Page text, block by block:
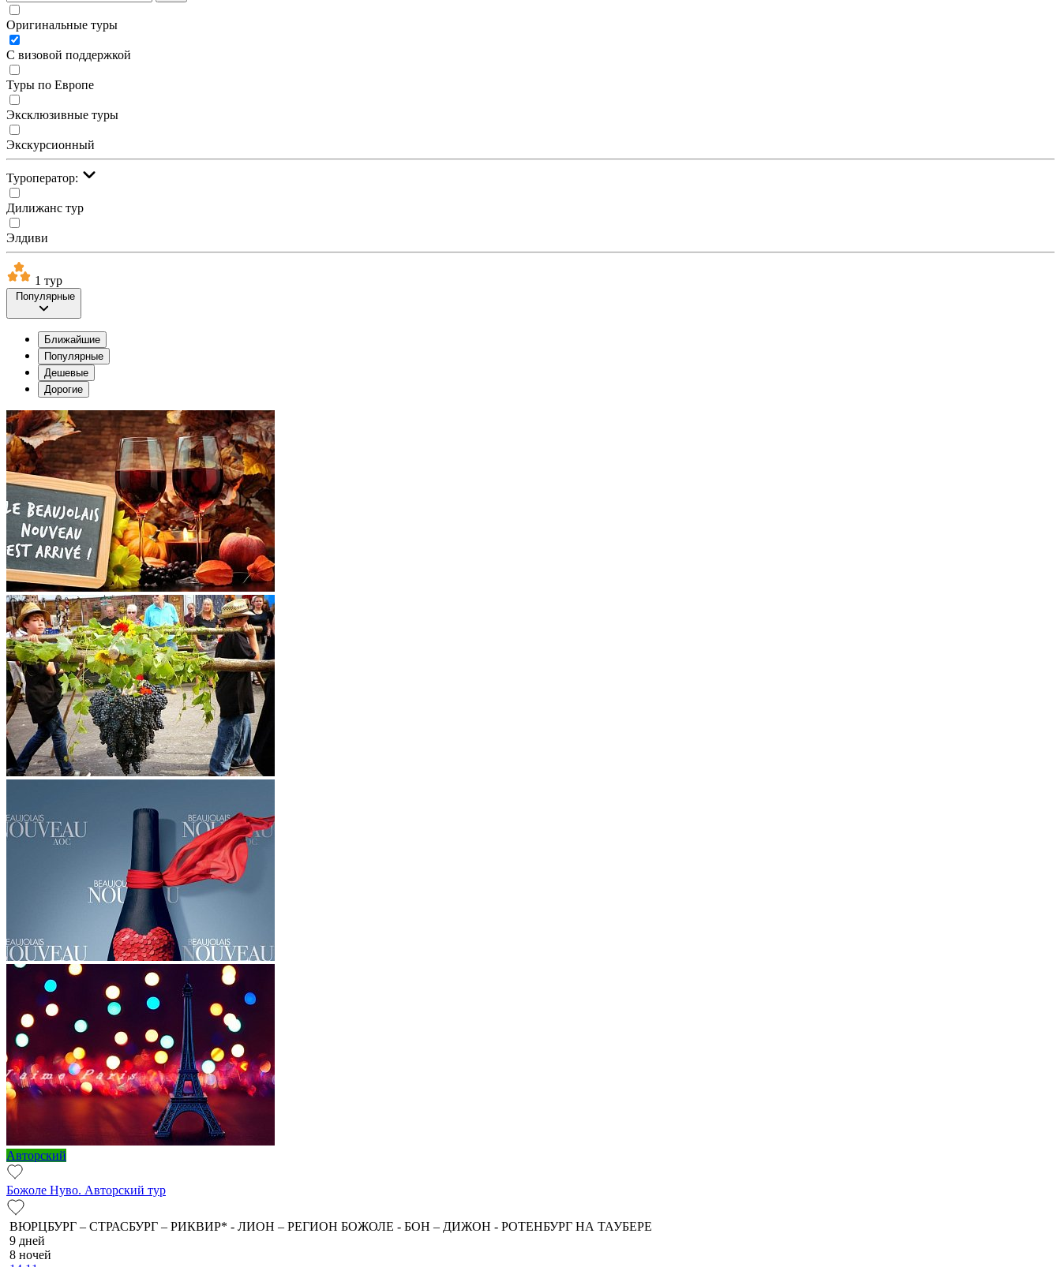
Оригинальные туры
С визовой поддержкой
Туры по Европе
Эксклюзивные туры
Экскурсионный
Туроператор:
Дилижанс тур
Элдиви
1 тур
Популярные
Ближайшие
Популярные
Дешевые
Дорогие
Авторский
Божоле Нуво. Авторский тур
ВЮРЦБУРГ – СТРАСБУРГ – РИКВИР* - ЛИОН – РЕГИОН БОЖОЛЕ - БОН – ДИЖОН - РОТЕНБУРГ НА ТАУБЕРЕ
9 дней
8 ночей